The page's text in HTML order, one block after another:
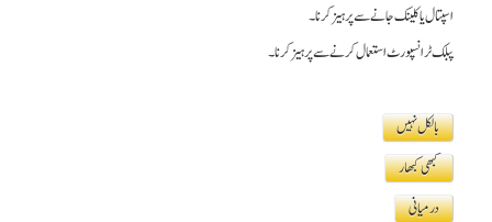
اسپتال یا کلینک جانے سے پرہیز کرنا۔
پبلک ٹرانسپورٹ استعمال کرنے سے پرہیز کرنا۔
بالکل نہیں
کبھی کبھار
درمیانی